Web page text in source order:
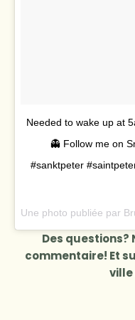
Needed to wake up at
👻 Follow me on
#sanktpeter
Une photo publiée par
Des questions?
commentaire! Et
ville